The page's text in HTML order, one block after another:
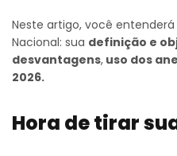
Neste artigo, você
Nacional: sua definição e
desvantagens, uso dos
2026.
Hora de tirar